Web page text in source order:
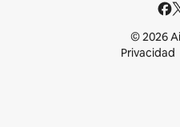
© 2026
Privacidad